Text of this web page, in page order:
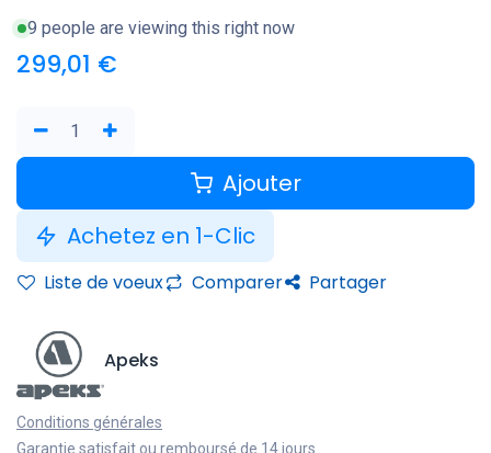
9 people are viewing this right now
299,01 €
Ajouter
Achetez en 1-Clic
Liste de voeux Comparer Partager
Apeks
Conditions générales
Garantie satisfait ou remboursé de 14 jours